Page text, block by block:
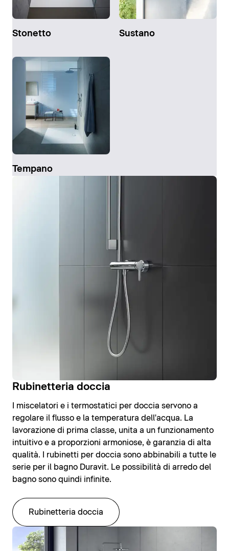
Stonetto Sustano
Tempano
Rubinetteria doccia
I miscelatori e i termostatici per doccia servono a
regolare il flusso e la temperatura dell'acqua. La
lavorazione di prima classe, unita a un funzionamento
intuitivo e a proporzioni armoniose, è garanzia di alta
qualità. I rubinetti per doccia sono abbinabili a tutte le
serie per il bagno Duravit. Le possibilità di arredo del
bagno sono quindi infinite.
Rubinetteria doccia